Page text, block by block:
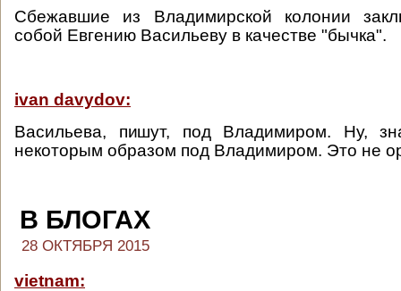
Сбежавшие из Владимирской колонии
собой Евгению Васильеву в качестве "бычка".
ivan davydov:
Васильева, пишут, под Владимиром. Ну,
некоторым образом под Владимиром. Это не
В БЛОГАХ
28 ОКТЯБРЯ 2015
vietnam: